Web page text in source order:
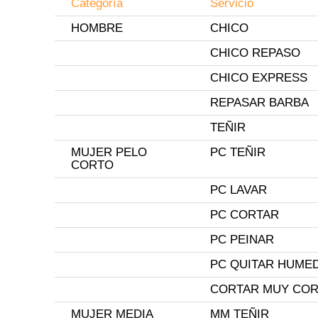
Categoría Servicio
HOMBRE
CHICO
CHICO REPASO
CHICO EXPRESS
REPASAR BARBA
TEÑIR
MUJER PELO
CORTO
PC TEÑIR
PC LAVAR
PC CORTAR
PC PEINAR
PC QUITAR
CORTAR MUY
MUJER MEDIA
MM TEÑIR